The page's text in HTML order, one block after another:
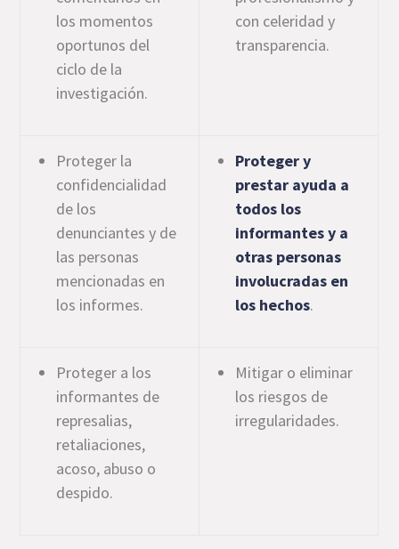
los momentos
oportunos del
ciclo de la
investigación.
con celeridad y
transparencia.
Proteger la
confidencialidad
de los
denunciantes y de
las personas
mencionadas en
los informes.
Proteger y
prestar ayuda a
todos los
informantes y a
otras personas
involucradas en
los hechos.
Proteger a los
informantes de
represalias,
retaliaciones,
acoso, abuso o
despido.
Mitigar o eliminar
los riesgos de
irregularidades.